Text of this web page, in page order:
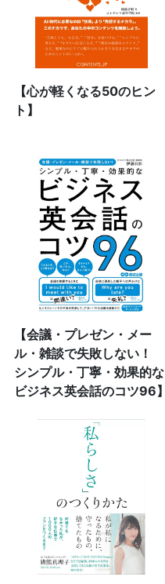
【心が軽くなる50のヒン
ト】
【会議・プレゼン・メー
ル・雑談で失敗しない！
シンプル・丁寧・効果的な
ビジネス英会話のコツ96】